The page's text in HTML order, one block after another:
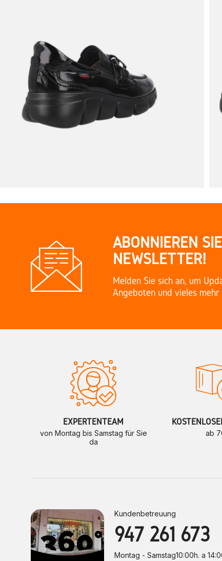
ABONNIEREN
NEWSLETTER!
Melden Sie sich an, um
Angeboten und vieles
EXPERTENTEAM
von Montag bis Samstag für Sie
da
ab
Kundenbetreuung
947 261 673
Montag - Samstag10:00h. a